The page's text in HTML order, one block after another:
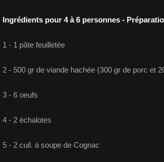
Ingrédients pour 4 à 6 personnes -
1 - 1 pâte feuilletée
2 - 500 gr de viande hachée (300 gr de porc et
3 - 6 oeufs
4 - 2 échalotes
5 - 2 cuil. à soupe de Cognac